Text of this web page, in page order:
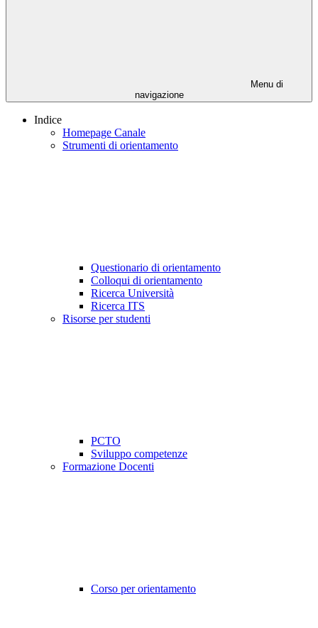
Menu di
navigazione
Indice
Homepage Canale
Strumenti di orientamento
Questionario di orientamento
Colloqui di orientamento
Ricerca Università
Ricerca ITS
Risorse per studenti
PCTO
Sviluppo competenze
Formazione Docenti
Corso per orientamento